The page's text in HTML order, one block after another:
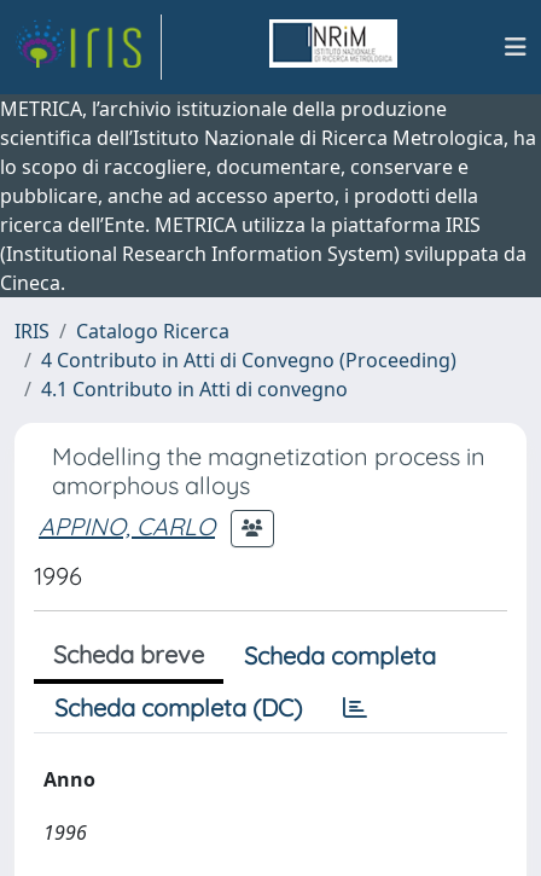
METRICA, l’archivio istituzionale della produzione
scientifica dell’Istituto Nazionale di Ricerca Metrologica, ha
lo scopo di raccogliere, documentare, conservare e
pubblicare, anche ad accesso aperto, i prodotti della
ricerca dell’Ente. METRICA utilizza la piattaforma IRIS
(Institutional Research Information System) sviluppata da
Cineca.
IRIS
Catalogo Ricerca
4 Contributo in Atti di Convegno (Proceeding)
4.1 Contributo in Atti di convegno
Modelling the magnetization process in
amorphous alloys
APPINO, CARLO
1996
Scheda breve
Scheda completa
Scheda completa (DC)
Anno
1996